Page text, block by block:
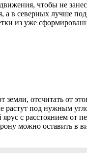
чтобы не
в северных лучше
из уже
отсчитать от
растут под нужным
с расстоянием от
можно оставить в